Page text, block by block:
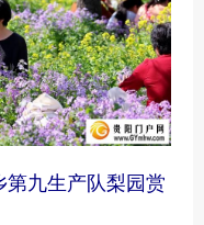
九生产队梨园赏